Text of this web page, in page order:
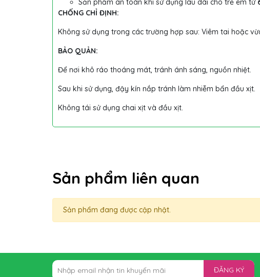
Sản phẩm an toàn khi sử dụng lâu dài cho trẻ em từ
CHỐNG CHỈ ĐỊNH:
Không sử dụng trong các trường hợp sau: Viêm tai hoặc
BẢO QUẢN:
Để nơi khô ráo thoáng mát, tránh ánh sáng, nguồn nhiệt.
Sau khi sử dụng, đậy kín nắp tránh làm nhiễm bẩn đầu xịt.
Không tái sử dụng chai xịt và đầu xịt.
Sản phẩm liên quan
Sản phẩm đang được cập nhật.
ĐĂNG KÝ